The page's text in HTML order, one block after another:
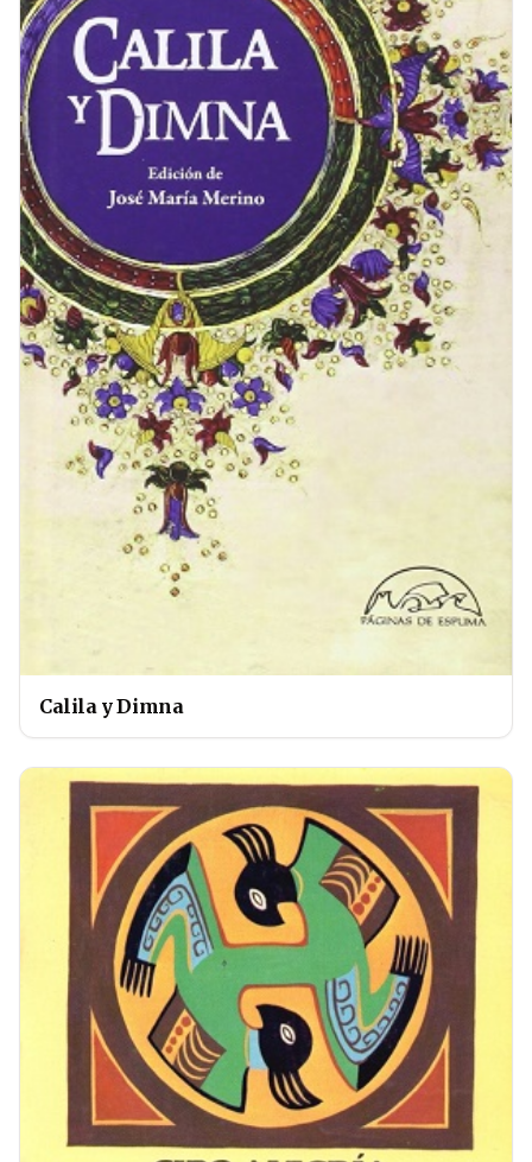
Calila y Dimna